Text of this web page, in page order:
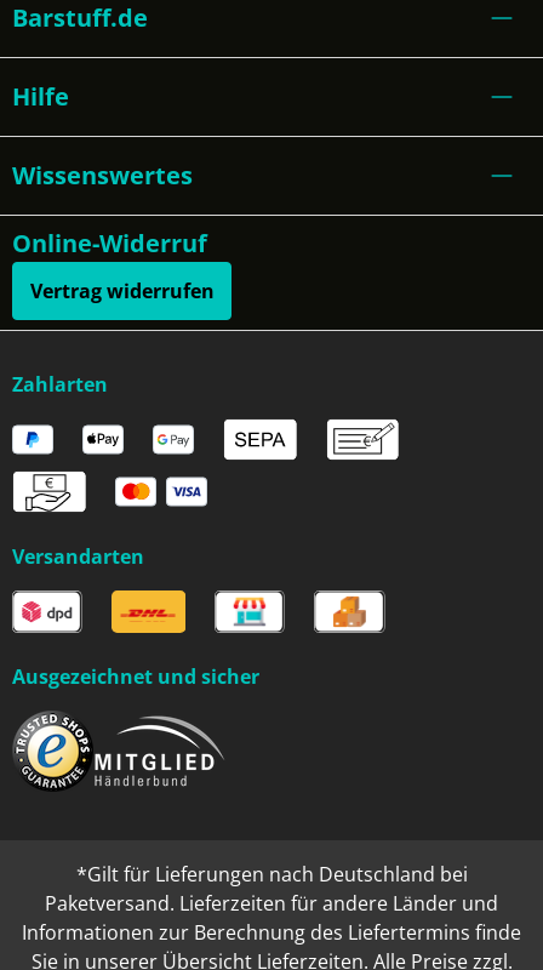
Barstuff.de
Hilfe
Wissenswertes
Online-Widerruf
Vertrag widerrufen
Zahlarten
Versandarten
Ausgezeichnet und sicher
*Gilt für Lieferungen nach Deutschland bei
Paketversand. Lieferzeiten für andere Länder und
Informationen zur Berechnung des Liefertermins finde
Sie in unserer Übersicht Lieferzeiten. Alle Preise zzgl.